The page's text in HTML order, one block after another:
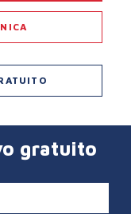
gratuito